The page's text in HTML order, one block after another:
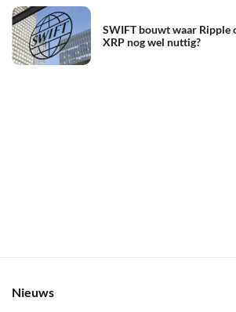
SWIFT bouwt waar Ripple
XRP nog wel nuttig?
Nieuws